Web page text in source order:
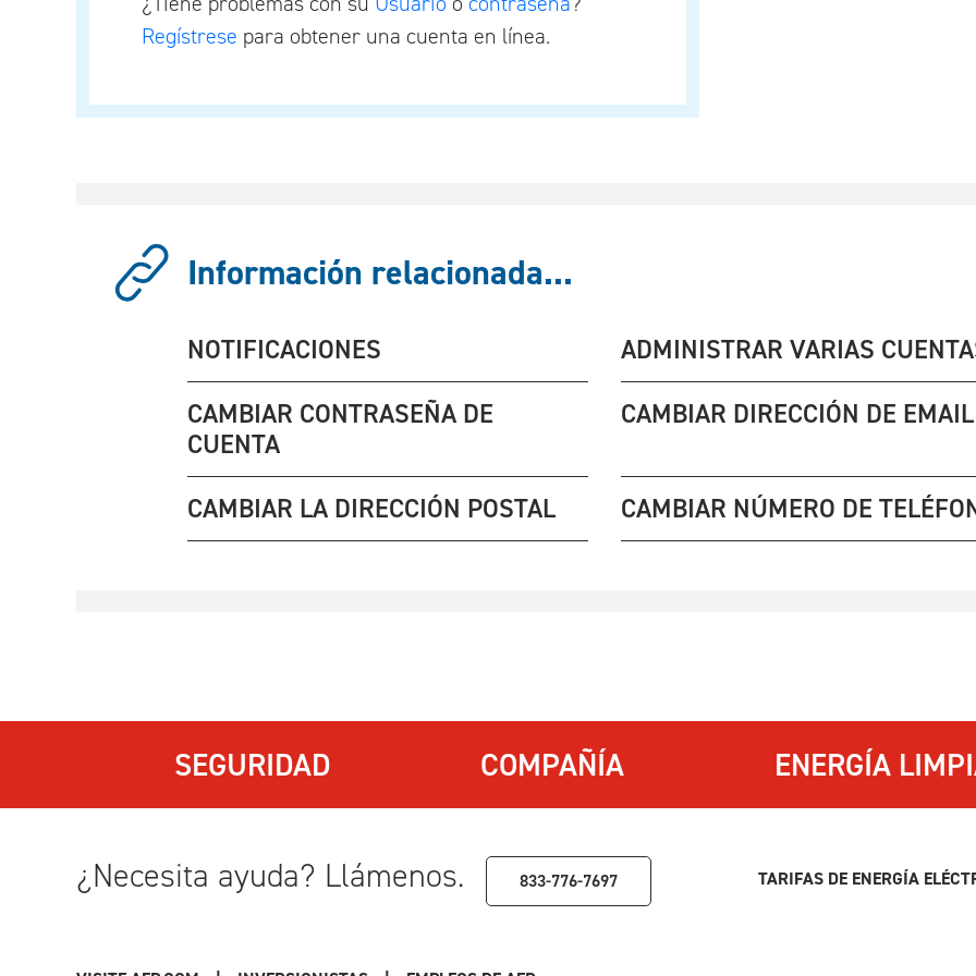
Regístrese para obtener una cuenta en línea.
Información relacionada...
NOTIFICACIONES
ADMINISTRAR VARIAS
CAMBIAR CONTRASEÑA DE
CUENTA
CAMBIAR DIRECCIÓN DE EMAIL
CAMBIAR LA DIRECCIÓN POSTAL CAMBIAR NÚMERO DE
SEGURIDAD COMPAÑÍA ENERGÍA
¿Necesita ayuda? Llámenos. 833-776-7697 TARIFAS DE ENERGÍA